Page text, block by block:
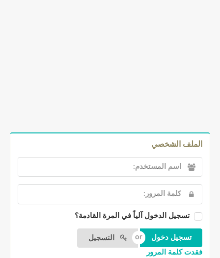
الملف الشخصي
تسجيل الدخول آلياً في المرة القادمة؟
التسجيل
فقدت كلمة المرور